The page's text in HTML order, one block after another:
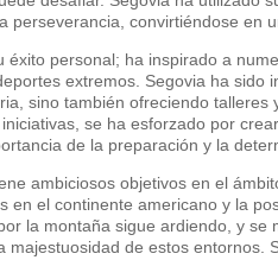
perseverancia, convirtiéndose en
personal; ha inspirado a
extremos. Segovia ha sido
sino también ofreciendo talleres
se ha esforzado por
de la preparación y la
ambiciosos objetivos en el
en el continente americano y la
la montaña sigue ardiendo, y se
de estos entornos.